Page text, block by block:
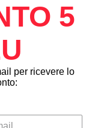
5
per ricevere lo